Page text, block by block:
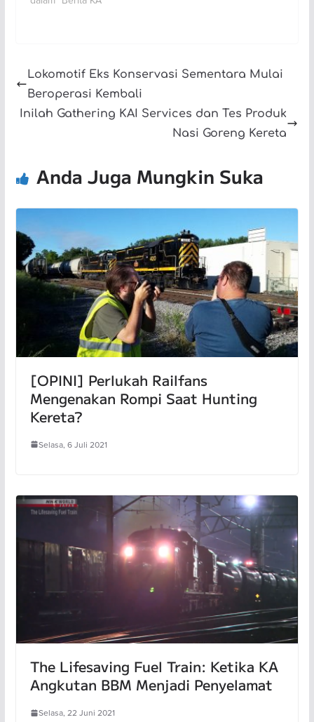
Lokomotif Eks Konservasi Sementara Mulai
Beroperasi Kembali
Inilah Gathering KAI Services dan Tes Produk
Nasi Goreng Kereta
Anda Juga Mungkin Suka
[OPINI] Perlukah Railfans
Mengenakan Rompi Saat Hunting
Kereta?
Selasa, 6 Juli 2021
The Lifesaving Fuel Train: Ketika KA
Angkutan BBM Menjadi Penyelamat
Selasa, 22 Juni 2021